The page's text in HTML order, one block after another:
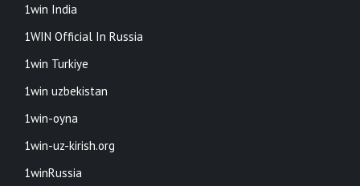
1win India
1WIN Official In Russia
1win Turkiye
1win uzbekistan
1win-oyna
1win-uz-kirish.org
1winRussia